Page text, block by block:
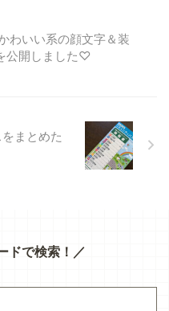
わいい系の顔文字＆装
公開しました♡
まとめた
ドで検索！／